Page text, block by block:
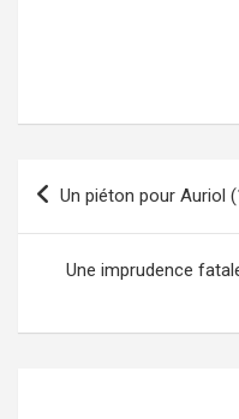
Navigation
de
l’article
Un piéton pour Auriol
Une imprudence